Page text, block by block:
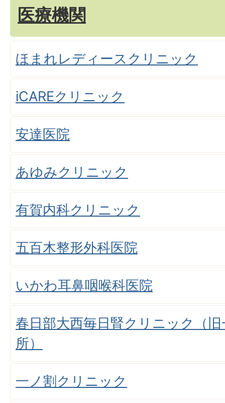
医療機関
ほまれレディースクリニック
iCAREクリニック
安達医院
あゆみクリニック
有賀内科クリニック
五百木整形外科医院
いかわ耳鼻咽喉科医院
春日部大西毎日腎クリニック（
所）
一ノ割クリニック